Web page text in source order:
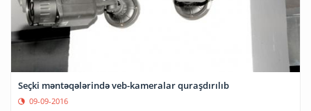
Seçki məntəqələrində veb-kameralar quraşdırılıb
09-09-2016